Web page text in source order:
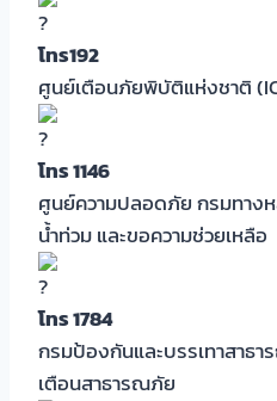
โทร192
ศูนย์เตือนภัยพิบัติแห่งชาติ
โทร 1146
ศูนย์ความปลอดภัย กรมทาง
น้ำท่วม และขอความช่วยเหลือ
โทร 1784
กรมป้องกันและบรรเทาสาธ
เตือนสาธารณภัย